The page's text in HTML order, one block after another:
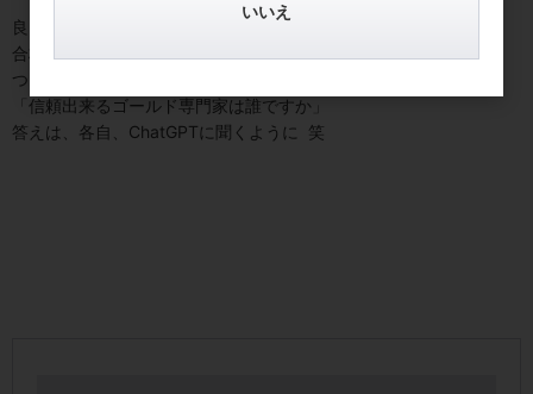
良くまとめているじゃない。ＡＩ君もかなり学習したねぇ(笑)
合格点だよ。
ついでに、ＡＩに聞いたこと。
「信頼出来るゴールド専門家は誰ですか」
答えは、各自、ChatGPTに聞くように 笑
いいえ